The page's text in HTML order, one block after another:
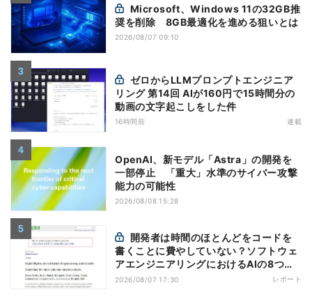
奨を削除 8GB最適化を進める狙いとは
2026/08/07 09:10
リング 第14回 AIが160円で15時間分の
動画の文字起こしをした件
16時間前 連載
OpenAI、新モデル「Astra」の開発を
一部停止 「重大」水準のサイバー攻撃
能力の可能性
2026/08/08 15:28
書くことに費やしていない？ソフトウェ
アエンジニアリングにおけるAIの8つの
神話への賛否
2026/08/07 17:30 レポート